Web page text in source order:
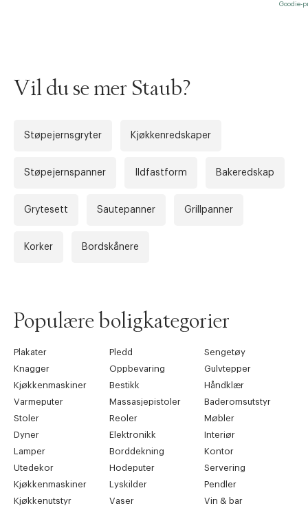
Goodie-
Vil du se mer Staub?
Støpejernsgryter Kjøkkenredskaper
Støpejernspanner Ildfastform Bakeredskap
Grytesett Sautepanner Grillpanner
Korker Bordskånere
Populære boligkategorier
Plakater Pledd
Sengetøy
Knagger
Oppbevaring
Gulvtepper
Kjøkkenmaskiner
Bestikk
Håndklær
Varmeputer
Massasjepistoler
Baderomsutstyr
Stoler
Reoler
Møbler
Dyner
Elektronikk
Interiør
Lamper
Borddekning
Kontor
Utedekor
Hodeputer
Servering
Kjøkkenmaskiner
Lyskilder
Pendler
Kjøkkenutstyr
Vaser Vin & bar